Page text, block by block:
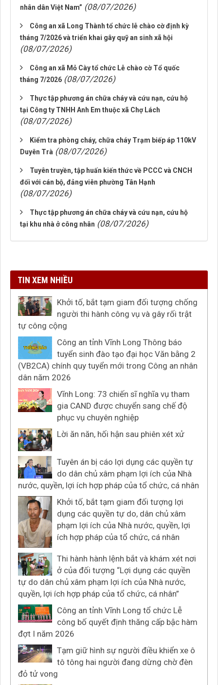
nhân dân Việt Nam” (08/07/2026)
Công an xã Long Thành tổ chức lễ chào cờ định kỳ
tháng 7/2026 và triển khai gây quỹ an sinh xã hội
(08/07/2026)
Công an xã Mỏ Cày tổ chức Lễ chào cờ Tổ quốc
tháng 7/2026 (08/07/2026)
Thực tập phương án chữa cháy và cứu nạn, cứu hộ
tại Công ty TNHH Anh Em thuộc xã Chợ Lách
(08/07/2026)
Kiểm tra phòng cháy, chữa cháy Trạm biếp áp 110kV
Duyên Trà (08/07/2026)
Tuyên truyền, tập huấn kiến thức về PCCC và CNCH
đối với cán bộ, đảng viên phường Tân Hạnh
(08/07/2026)
Thực tập phương án chữa cháy và cứu nạn, cứu hộ
tại khu nhà ở công nhân (08/07/2026)
TIN XEM NHIỀU
Khởi tố, bắt tạm giam đối tượng chống
người thi hành công vụ và gây rối trật
tự công cộng
Công an tỉnh Vĩnh Long Thông báo
tuyển sinh đào tạo đại học Văn bằng 2
(VB2CA) chính quy tuyển mới trong Công an nhân
dân năm 2026
Vĩnh Long: 73 chiến sĩ nghĩa vụ tham
gia CAND được chuyển sang chế độ
phục vụ chuyên nghiệp
Lời ăn năn, hối hận sau phiên xét xử
Tuyên án bị cáo lợi dụng các quyền tự
do dân chủ xâm phạm lợi ích của Nhà
nước, quyền, lợi ích hợp pháp của tổ chức, cá nhân
Khởi tố, bắt tạm giam đối tượng lợi
dụng các quyền tự do, dân chủ xâm
phạm lợi ích của Nhà nước, quyền, lợi
ích hợp pháp của tổ chức, cá nhân
Thi hành hành lệnh bắt và khám xét nơi
ở của đối tượng “Lợi dụng các quyền
tự do dân chủ xâm phạm lợi ích của Nhà nước,
quyền, lợi ích hợp pháp của tổ chức, cá nhân”
Công an tỉnh Vĩnh Long tổ chức Lễ
công bố quyết định thăng cấp bậc hàm
đợt I năm 2026
Tạm giữ hình sự người điều khiển xe ô
tô tông hai người đang dừng chờ đèn
đỏ tử vong